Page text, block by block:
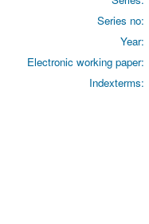
Series no:
Year:
Electronic working paper:
Indexterms: